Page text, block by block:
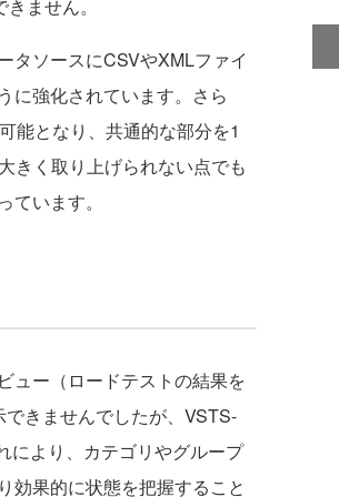
ません。
タソースにCSVやXMLファイ
に強化されています。さら
能となり、共通的な部分を1
きく取り上げられない点でも
います。
ュー（ロードテストの結果を
きませんでしたが、VSTS-
により、カテゴリやグループ
効果的に状態を把握すること